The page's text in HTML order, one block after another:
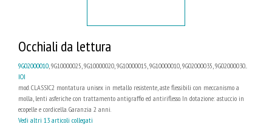
Occhiali da lettura
9G02000010, 9G10000025, 9G10000020, 9G10000015, 9G10000010, 9G02000035, 9G02000030...
IOI
mod. CLASSIC2 montatura unisex in metallo resistente, aste flessibili con meccanismo a
molla, lenti asferiche con trattamento antigraffio ed antiriflesso. In dotazione: astuccio in
ecopelle e cordicella. Garanzia 2 anni.
Vedi altri 13 articoli collegati